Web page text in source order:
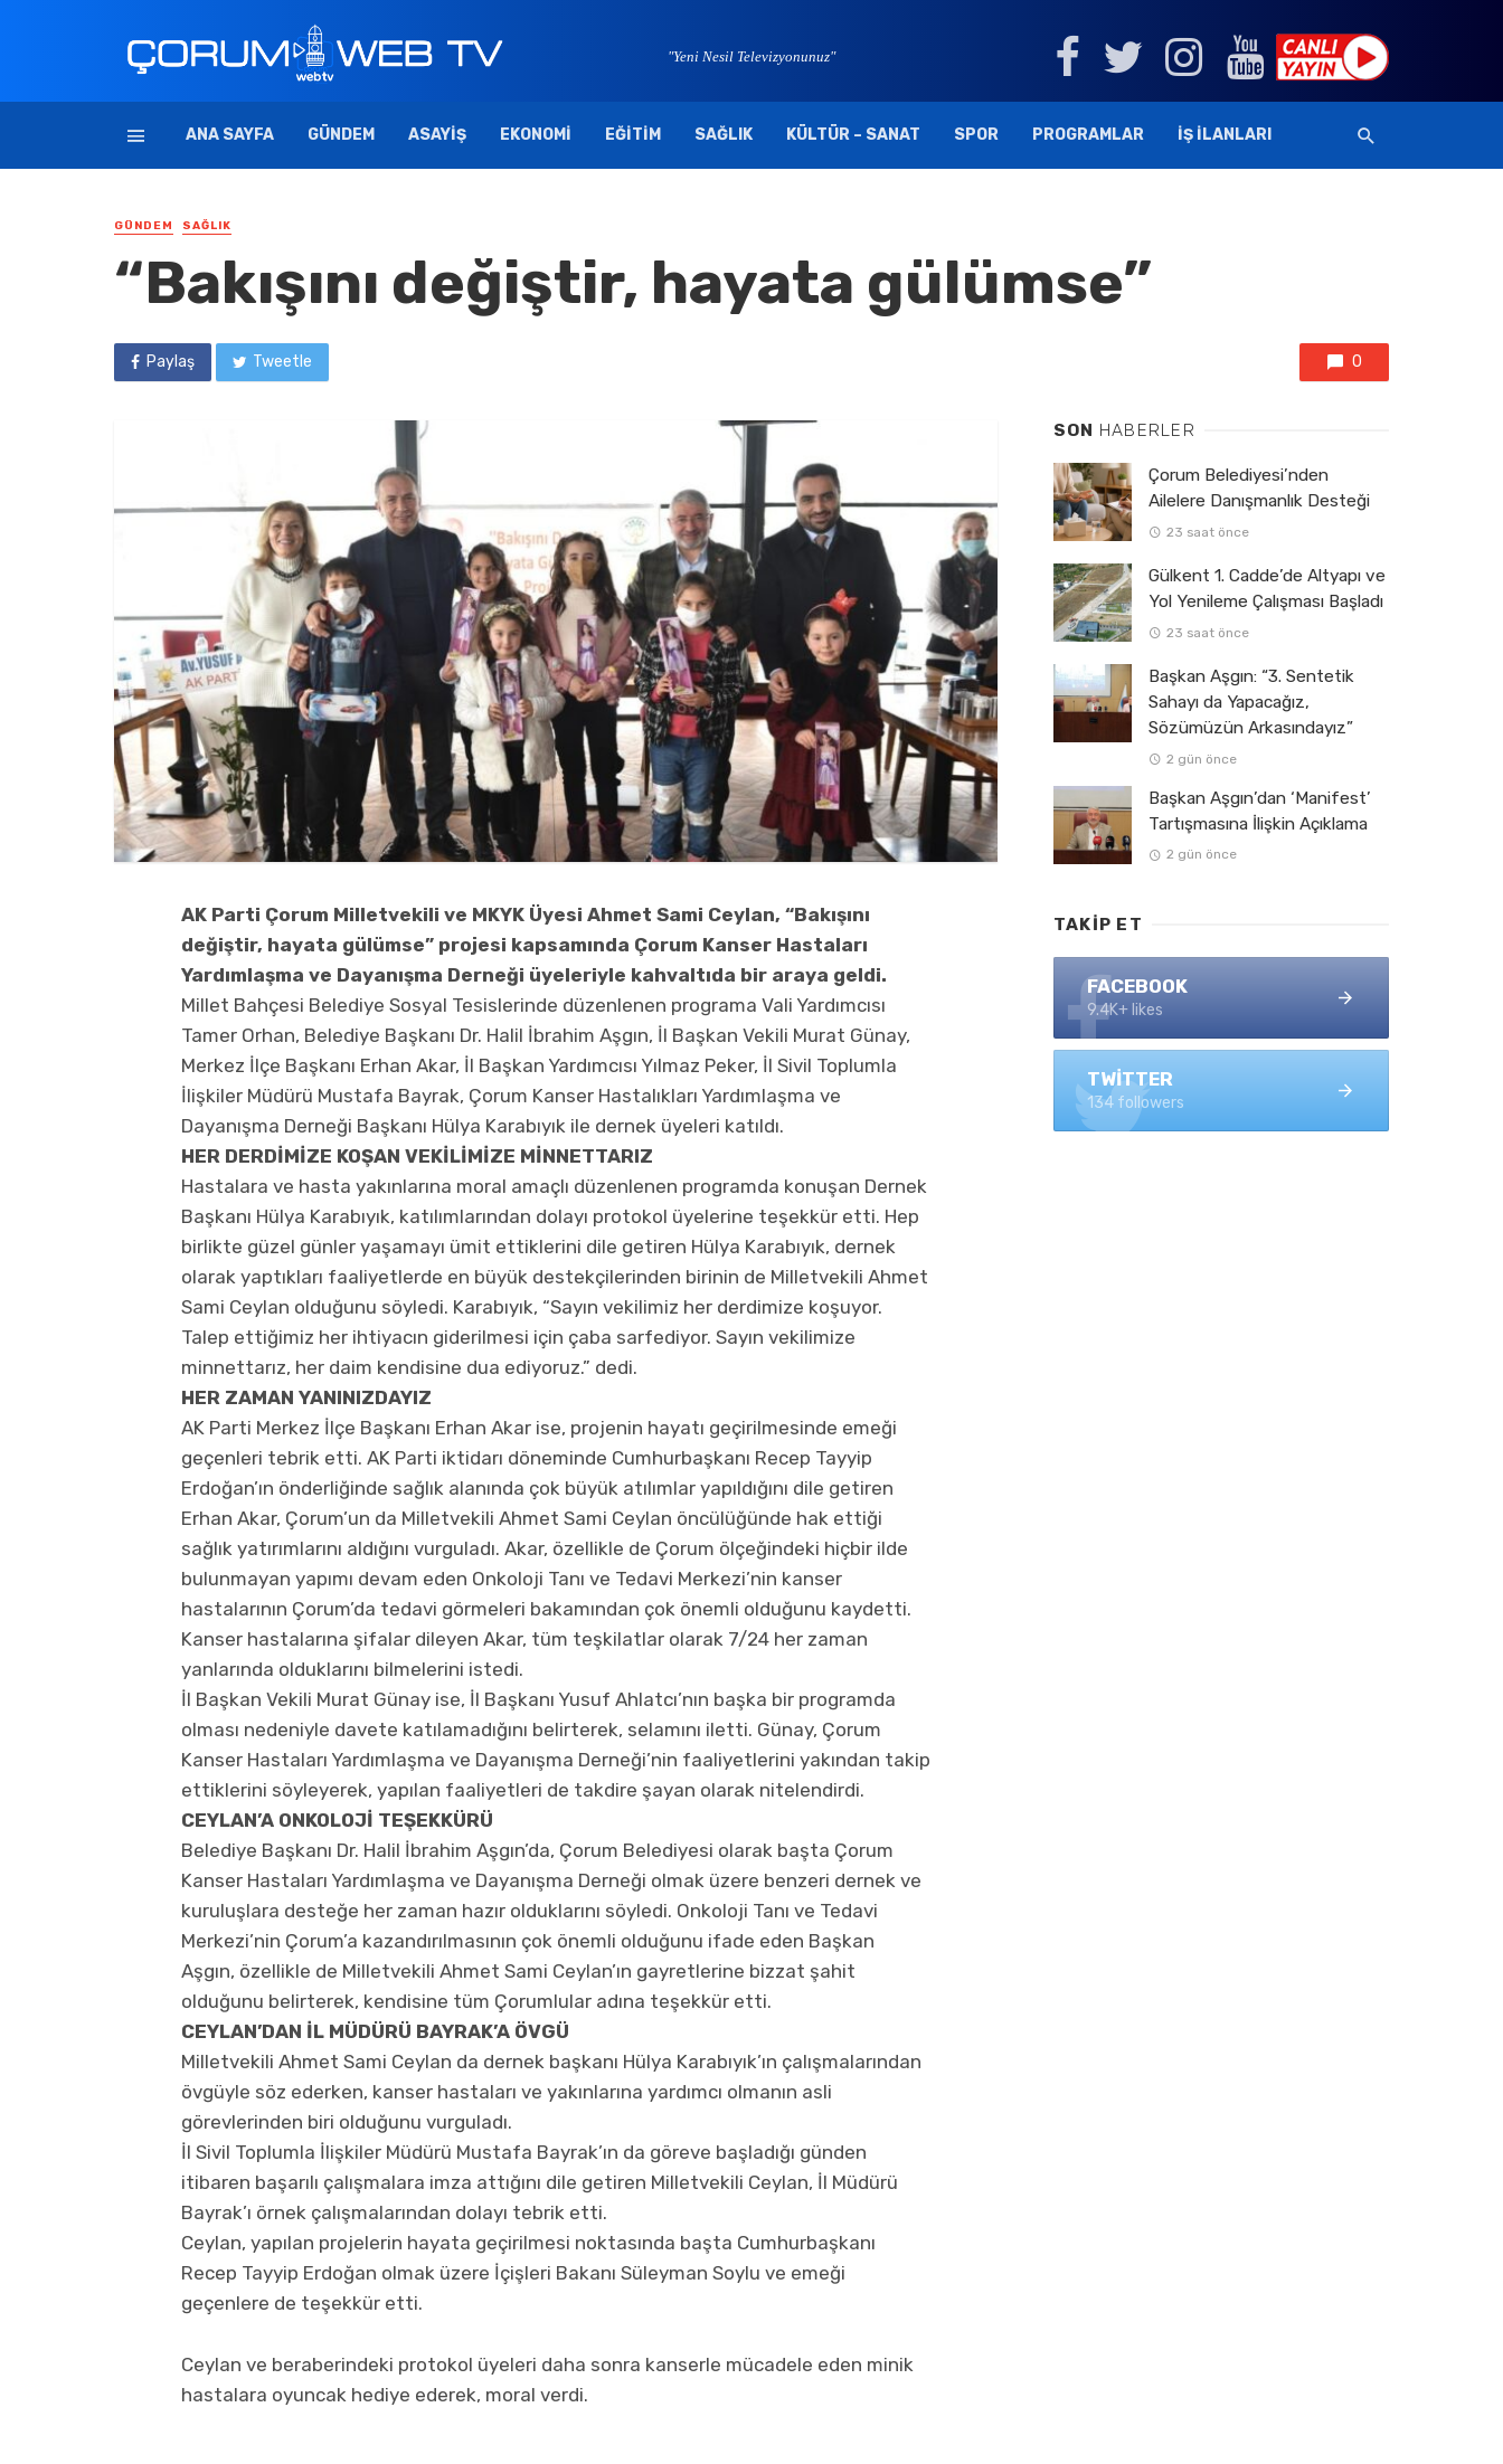
"Yeni Nesil Televizyonunuz"
ANA SAYFA GÜNDEM ASAYIŞ EKONOMI EĞITIM SAĞLIK KÜLTÜR – SANAT SPOR PROGRAMLAR İŞ İLANLARI
GÜNDEM SAĞLIK
“Bakışını değiştir, hayata gülümse”
Paylaş Tweetle 0
AK Parti Çorum Milletvekili ve MKYK Üyesi Ahmet Sami Ceylan, “Bakışını
değiştir, hayata gülümse” projesi kapsamında Çorum Kanser Hastaları
Yardımlaşma ve Dayanışma Derneği üyeleriyle kahvaltıda bir araya geldi.
Millet Bahçesi Belediye Sosyal Tesislerinde düzenlenen programa Vali Yardımcısı
Tamer Orhan, Belediye Başkanı Dr. Halil İbrahim Aşgın, İl Başkan Vekili Murat Günay,
Merkez İlçe Başkanı Erhan Akar, İl Başkan Yardımcısı Yılmaz Peker, İl Sivil Toplumla
İlişkiler Müdürü Mustafa Bayrak, Çorum Kanser Hastalıkları Yardımlaşma ve
Dayanışma Derneği Başkanı Hülya Karabıyık ile dernek üyeleri katıldı.
HER DERDİMİZE KOŞAN VEKİLİMİZE MİNNETTARIZ
Hastalara ve hasta yakınlarına moral amaçlı düzenlenen programda konuşan Dernek
Başkanı Hülya Karabıyık, katılımlarından dolayı protokol üyelerine teşekkür etti. Hep
birlikte güzel günler yaşamayı ümit ettiklerini dile getiren Hülya Karabıyık, dernek
olarak yaptıkları faaliyetlerde en büyük destekçilerinden birinin de Milletvekili Ahmet
Sami Ceylan olduğunu söyledi. Karabıyık, “Sayın vekilimiz her derdimize koşuyor.
Talep ettiğimiz her ihtiyacın giderilmesi için çaba sarfediyor. Sayın vekilimize
minnettarız, her daim kendisine dua ediyoruz.” dedi.
HER ZAMAN YANINIZDAYIZ
AK Parti Merkez İlçe Başkanı Erhan Akar ise, projenin hayatı geçirilmesinde emeği
geçenleri tebrik etti. AK Parti iktidarı döneminde Cumhurbaşkanı Recep Tayyip
Erdoğan’ın önderliğinde sağlık alanında çok büyük atılımlar yapıldığını dile getiren
Erhan Akar, Çorum’un da Milletvekili Ahmet Sami Ceylan öncülüğünde hak ettiği
sağlık yatırımlarını aldığını vurguladı. Akar, özellikle de Çorum ölçeğindeki hiçbir ilde
bulunmayan yapımı devam eden Onkoloji Tanı ve Tedavi Merkezi’nin kanser
hastalarının Çorum’da tedavi görmeleri bakamından çok önemli olduğunu kaydetti.
Kanser hastalarına şifalar dileyen Akar, tüm teşkilatlar olarak 7/24 her zaman
yanlarında olduklarını bilmelerini istedi.
İl Başkan Vekili Murat Günay ise, İl Başkanı Yusuf Ahlatcı’nın başka bir programda
olması nedeniyle davete katılamadığını belirterek, selamını iletti. Günay, Çorum
Kanser Hastaları Yardımlaşma ve Dayanışma Derneği’nin faaliyetlerini yakından takip
ettiklerini söyleyerek, yapılan faaliyetleri de takdire şayan olarak nitelendirdi.
CEYLAN’A ONKOLOJİ TEŞEKKÜRÜ
Belediye Başkanı Dr. Halil İbrahim Aşgın’da, Çorum Belediyesi olarak başta Çorum
Kanser Hastaları Yardımlaşma ve Dayanışma Derneği olmak üzere benzeri dernek ve
kuruluşlara desteğe her zaman hazır olduklarını söyledi. Onkoloji Tanı ve Tedavi
Merkezi’nin Çorum’a kazandırılmasının çok önemli olduğunu ifade eden Başkan
Aşgın, özellikle de Milletvekili Ahmet Sami Ceylan’ın gayretlerine bizzat şahit
olduğunu belirterek, kendisine tüm Çorumlular adına teşekkür etti.
CEYLAN’DAN İL MÜDÜRÜ BAYRAK’A ÖVGÜ
Milletvekili Ahmet Sami Ceylan da dernek başkanı Hülya Karabıyık’ın çalışmalarından
övgüyle söz ederken, kanser hastaları ve yakınlarına yardımcı olmanın asli
görevlerinden biri olduğunu vurguladı.
İl Sivil Toplumla İlişkiler Müdürü Mustafa Bayrak’ın da göreve başladığı günden
itibaren başarılı çalışmalara imza attığını dile getiren Milletvekili Ceylan, İl Müdürü
Bayrak’ı örnek çalışmalarından dolayı tebrik etti.
Ceylan, yapılan projelerin hayata geçirilmesi noktasında başta Cumhurbaşkanı
Recep Tayyip Erdoğan olmak üzere İçişleri Bakanı Süleyman Soylu ve emeği
geçenlere de teşekkür etti.
Ceylan ve beraberindeki protokol üyeleri daha sonra kanserle mücadele eden minik
hastalara oyuncak hediye ederek, moral verdi.
SON HABERLER
Çorum Belediyesi’nden
Ailelere Danışmanlık Desteği
23 saat önce
Gülkent 1. Cadde’de Altyapı ve
Yol Yenileme Çalışması Başladı
23 saat önce
Başkan Aşgın: “3. Sentetik
Sahayı da Yapacağız,
Sözümüzün Arkasındayız”
2 gün önce
Başkan Aşgın’dan ‘Manifest’
Tartışmasına İlişkin Açıklama
2 gün önce
TAKIP ET
FACEBOOK
9.4K+ likes
TWITTER
134 followers